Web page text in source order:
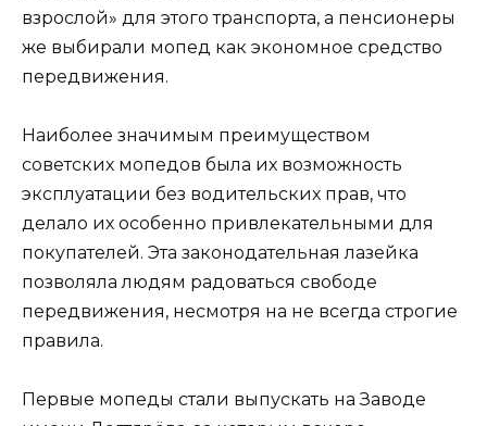
взрослой» для этого транспорта, а пенсионеры
же выбирали мопед как экономное средство
передвижения.
Наиболее значимым преимуществом
советских мопедов была их возможность
эксплуатации без водительских прав, что
делало их особенно привлекательными для
покупателей. Эта законодательная лазейка
позволяла людям радоваться свободе
передвижения, несмотря на не всегда строгие
правила.
Первые мопеды стали выпускать на Заводе